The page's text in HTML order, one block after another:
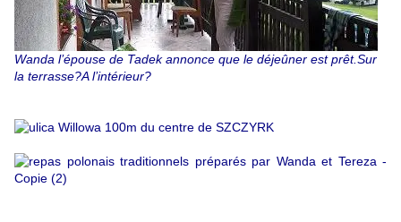
Wanda l’épouse de Tadek annonce que le déjeûner est prêt.Sur
la terrasse?A l’intérieur?